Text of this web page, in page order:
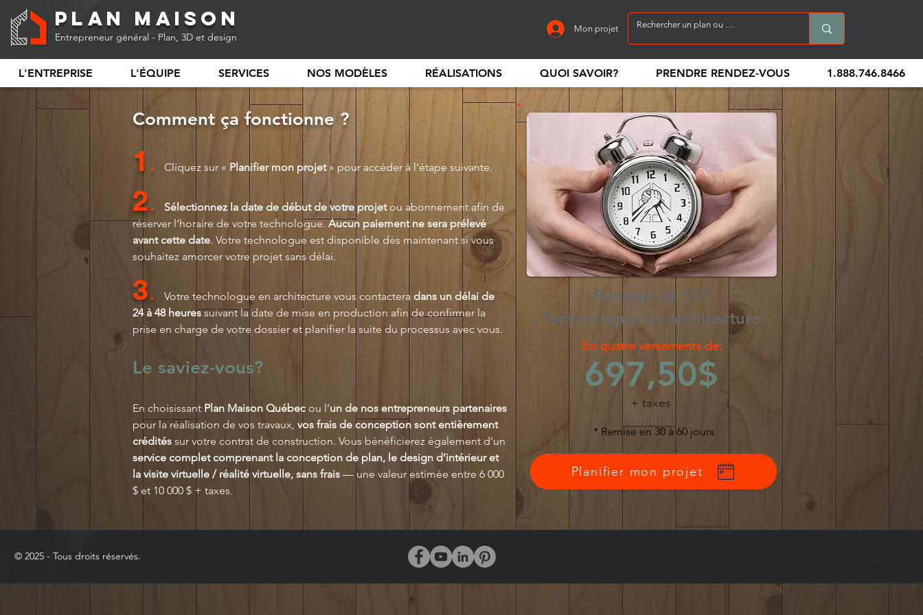
Plan Maison
Entrepreneur général - Plan, 3D et design
Mon projet
L'ENTREPRISE L'ÉQUIPE SERVICES NOS MODÈLES RÉALISATIONS QUOI SAVOIR? PRENDRE RENDEZ-VOUS 1.888.746.8466
Comment ça fonctionne ?
1. Cliquez sur « Planifier mon projet» pour accéder à l’étape suivante.
2. Sélectionnez la date de début de votre projetou abonnement afin de
réserver l’horaire de votre technologue.Aucun paiement ne sera prélevé
avant cette date. Votre technologue est disponible dès maintenant si vous
souhaitez amorcer votre projet sans délai.
3. Votre technologue en architecture vous contactera dans un délai de
24 à 48 heuressuivant la date de mise en production afin de confirmer la
prise en charge de votre dossier et planifier la suite du processus avec vous.
Le saviez-vous?
En choisissant Plan Maison Québec ou l’un de nos entrepreneurs partenaires
pour la réalisation de vos travaux, vos frais de conception sont entièrement
crédités sur votre contrat de construction. Vous bénéficierez également d’un
service complet comprenant la conception de plan, le design d’intérieur et
la visite virtuelle / réalité virtuelle, sans frais — une valeur estimée entre 6 000
$ et 10 000 $ + taxes.
Banque de 31h
- Technologue en architecture -
En quatre versements de:
697,50$
+ taxes
* Remise en 30 à 60 jours
Planifier mon projet
© 2025 - Tous droits réservés.